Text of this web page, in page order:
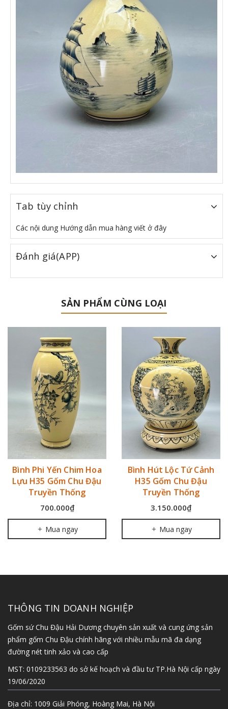
Tab tùy chỉnh
Các nội dung Hướng dẫn mua hàng viết ở đây
Đánh giá(APP)
SẢN PHẨM CÙNG LOẠI
Bình Phi Yến Chim Hoa
Lựu H35 Gốm Chu Đậu
Truyền Thống
700.000₫
Mua ngay
Bình Hút Lộc Tứ Cảnh
H35 Gốm Chu Đậu
Truyền Thống
3.150.000₫
Mua ngay
THÔNG TIN DOANH NGHIỆP
Gốm sứ Chu Đậu Hải Dương chuyên sản xuất và cung ứng sản
phẩm gốm Chu Đậu chính hãng với nhiều mẫu mã đa dạng
đường nét tinh xảo và cao cấp
MST: 0109233563 do sở kế hoạch và đầu tư TP.Hà Nội cấp ngày
19/06/2020
Địa chỉ: 1009 Giải Phóng, Hoàng Mai, Hà Nội